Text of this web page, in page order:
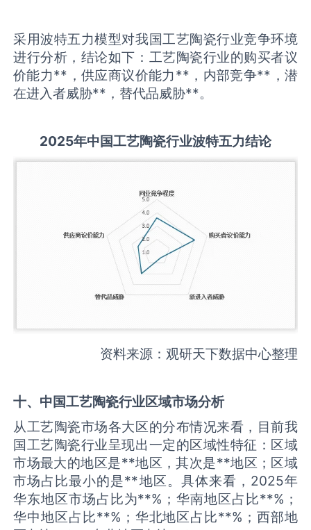
采用波特五力模型对我国工艺陶瓷行业竞争环境
进行分析，结论如下：工艺陶瓷行业的购买者议
价能力**，供应商议价能力**，内部竞争**，潜
在进入者威胁**，替代品威胁**。
2025年中国工艺陶瓷行业波特五力结论
资料来源：观研天下数据中心整理
十、中国工艺陶瓷行业区域市场分析
从工艺陶瓷市场各大区的分布情况来看，目前我
国工艺陶瓷行业呈现出一定的区域性特征：区域
市场最大的地区是**地区，其次是**地区；区域
市场占比最小的是**地区。具体来看，2025年
华东地区市场占比为**%；华南地区占比**%；
华中地区占比**%；华北地区占比**%；西部地